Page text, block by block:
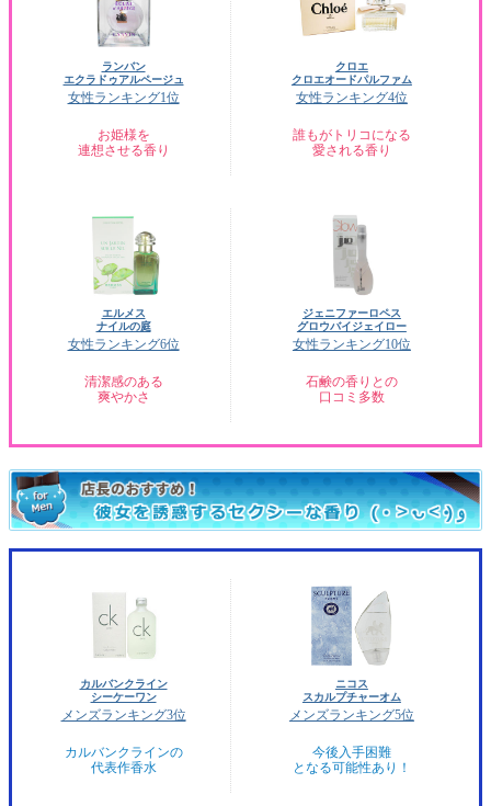
ランバン
エクラドゥアルページュ
女性ランキング1位
お姫様を
連想させる香り
クロエ
クロエオードパルファム
女性ランキング4位
誰もがトリコになる
愛される香り
エルメス
ナイルの庭
女性ランキング6位
清潔感のある
爽やかさ
ジェニファーロペス
グロウバイジェイロー
女性ランキング10位
石鹸の香りとの
口コミ多数
カルバンクライン
シーケーワン
メンズランキング3位
カルバンクラインの
代表作香水
ニコス
スカルプチャーオム
メンズランキング5位
今後入手困難
となる可能性あり！